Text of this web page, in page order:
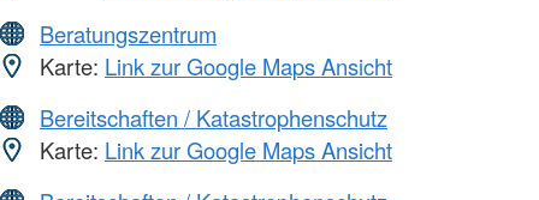
Beratungszentrum
Karte: Link zur Google Maps Ansicht
Bereitschaften / Katastrophenschutz
Karte: Link zur Google Maps Ansicht